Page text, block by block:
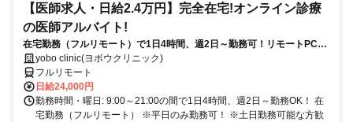
【医師求人・日給2.4万円】完全在宅!オンライン診療
の医師アルバイト!
在宅勤務（フルリモート）で1日4時間、週2日～勤務可！リモートPC・
スマホ支給！
yobo clinic(ヨボウクリニック)
フルリモート
日給24,000円
勤務時間・曜日: 9:00～21:00の間で1日4時間、週2日～勤務OK！ 在
宅勤務（フルリモート） ※平日のみ勤務可！ ※土日勤務可能な方歓